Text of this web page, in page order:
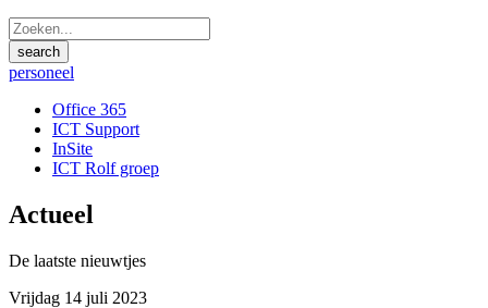
personeel
Office 365
ICT Support
InSite
ICT Rolf groep
Actueel
De laatste nieuwtjes
Vrijdag 14 juli 2023